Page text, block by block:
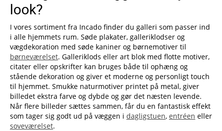
look?
I vores sortiment fra Incado finder du galleri som passer ind
i alle hjemmets rum. Søde plakater, galleriklodser og
vægdekoration med søde kaniner og børnemotiver til
børneværelset. Galleriklods eller art blok med flotte motiver,
citater eller opskrifter kan bruges både til ophæng og
stående dekoration og giver et moderne og personligt touch
til hjemmet. Smukke naturmotiver printet på metal, giver
billedet ekstra farve og dybde og gør det næsten levende.
Når flere billeder sættes sammen, får du en fantastisk effekt
som tager sig godt ud på væggen i dagligstuen, entréen eller
soveværelset.